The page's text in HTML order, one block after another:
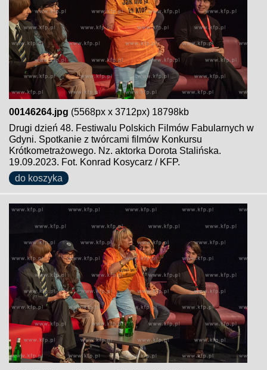
00146264.jpg (5568px x 3712px) 18798kb
Drugi dzień 48. Festiwalu Polskich Filmów Fabularnych w
Gdyni. Spotkanie z twórcami filmów Konkursu
Krótkometrażowego. Nz. aktorka Dorota Stalińska.
19.09.2023. Fot. Konrad Kosycarz / KFP.
do koszyka